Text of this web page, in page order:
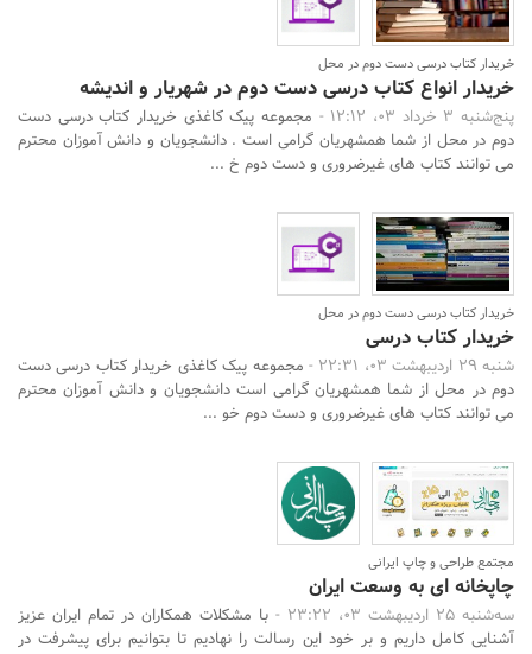
خریدار کتاب درسی دست دوم در محل
خریدار انواع کتاب درسی دست دوم در شهریار و اندیشه
پنج‌شنبه 3 خرداد 03، 12:12 -
مجموعه پیک کاغذی خریدار کتاب درسی دست
دوم در محل از شما همشهریان گرامی است . دانشجویان و دانش آموزان محترم
می توانند کتاب های غیرضروری و دست دوم خ ...
خریدار کتاب درسی دست دوم در محل
خریدار کتاب درسی
شنبه 29 اردیبهشت 03، 22:31 -
مجموعه پیک کاغذی خریدار کتاب درسی دست
دوم در محل از شما همشهریان گرامی است دانشجویان و دانش آموزان محترم
می توانند کتاب های غیرضروری و دست دوم خو ...
مجتمع طراحی و چاپ ایرانی
چاپخانه ای به وسعت ایران
سه‌شنبه 25 اردیبهشت 03، 23:22 -
با مشکلات همکاران در تمام ایران عزیز
آشنایی کامل داریم و بر خود این رسالت را نهادیم تا بتوانیم برای پیشرفت در